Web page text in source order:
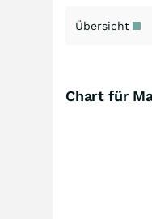
Übersicht
Chart für